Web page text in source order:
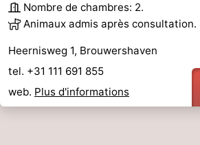
Nombre de chambres: 2.
Animaux admis après consultation.
Heernisweg 1, Brouwershaven
tel. +31 111 691 855
web. Plus d'informations